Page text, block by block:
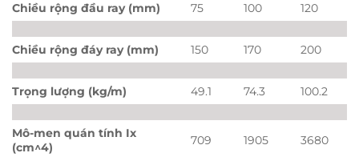
Chiều rộng đầu ray (mm) 75 100 120
Chiều rộng đáy ray (mm) 150 170 200
Trọng lượng (kg/m) 49.1 74.3 100.2
Mô-men quán tính Ix
(cm^4)
709 1905 3680